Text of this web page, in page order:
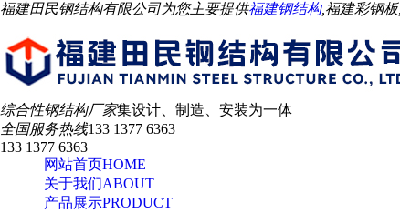
福建田民钢结构有限公司为您主要提供福建钢结构,福建彩钢
综合性钢结构厂家集设计、制造、安装为一体
全国服务热线133 1377 6363
133 1377 6363
网站首页HOME
关于我们ABOUT
产品展示PRODUCT